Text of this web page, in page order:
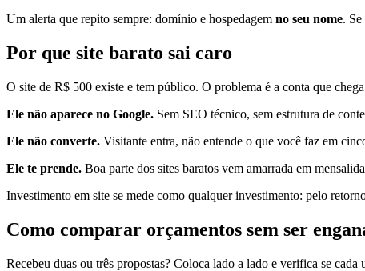
Um alerta que repito sempre: domínio e hospedagem no seu nome.
Por que site barato sai caro
O site de R$ 500 existe e tem público. O problema é a conta que
Ele não aparece no Google. Sem SEO técnico, sem estrutura de
Ele não converte. Visitante entra, não entende o que você faz em
Ele te prende. Boa parte dos sites baratos vem amarrada em
Investimento em site se mede como qualquer investimento: pelo
Como comparar orçamentos sem ser
Recebeu duas ou três propostas? Coloca lado a lado e verifica se cada